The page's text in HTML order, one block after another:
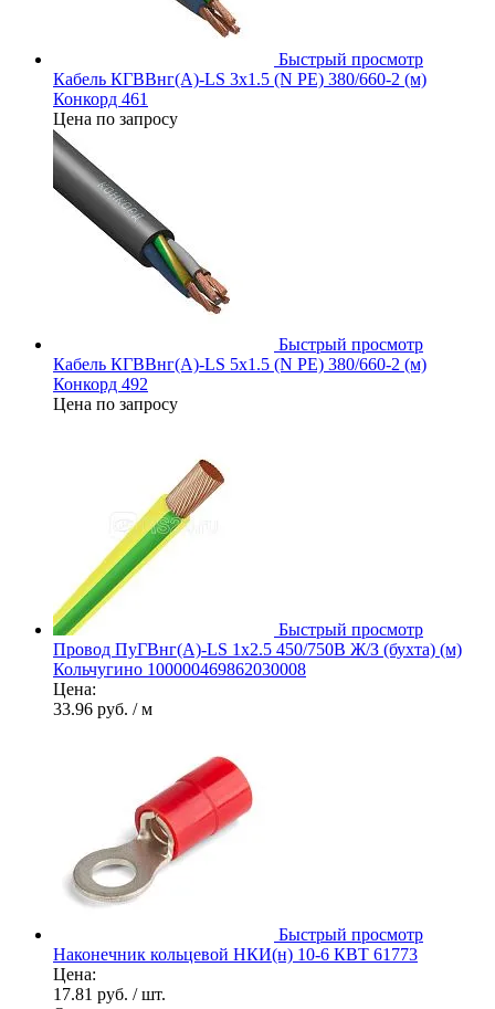
Быстрый просмотр
Кабель КГВВнг(А)-LS 3х1.5 (N PE) 380/660-2 (м)
Конкорд 461
Цена по запросу
Быстрый просмотр
Кабель КГВВнг(А)-LS 5х1.5 (N PE) 380/660-2 (м)
Конкорд 492
Цена по запросу
Быстрый просмотр
Провод ПуГВнг(А)-LS 1х2.5 450/750В Ж/З (бухта) (м)
Кольчугино 100000469862030008
Цена:
33.96 руб. / м
Быстрый просмотр
Наконечник кольцевой НКИ(н) 10-6 КВТ 61773
Цена:
17.81 руб. / шт.